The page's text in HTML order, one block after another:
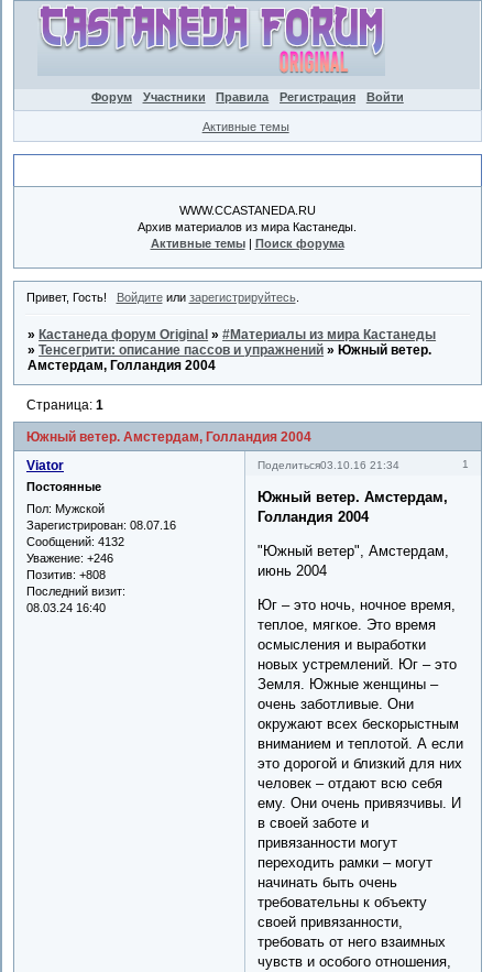
Форум Участники Правила Регистрация Войти
Активные темы
WWW.CCASTANEDA.RU
Архив материалов из мира Кастанеды.
Активные темы| Поиск форума
Привет, Гость! Войдитеили зарегистрируйтесь.
» Кастанеда форум Original »#Материалы из мира Кастанеды
»Тенсегрити: описание пассов и упражнений » Южный ветер.
Амстердам, Голландия 2004
Южный ветер. Амстердам, Голландия 2004
Страница:1
Поделиться 1
03.10.16 21:34
Viator
Постоянные
Пол: Мужской
Зарегистрирован: 08.07.16
Сообщений: 4132
Уважение: +246
Позитив: +808
Последний визит:
08.03.24 16:40
Южный ветер. Амстердам,
Голландия 2004
"Южный ветер", Амстердам,
июнь 2004
Юг – это ночь, ночное время,
теплое, мягкое. Это время
осмысления и выработки
новых устремлений. Юг – это
Земля. Южные женщины –
очень заботливые. Они
окружают всех бескорыстным
вниманием и теплотой. А если
это дорогой и близкий для них
человек – отдают всю себя
ему. Они очень привязчивы. И
в своей заботе и
привязанности могут
переходить рамки – могут
начинать быть очень
требовательны к объекту
своей привязанности,
требовать от него взаимных
чувств и особого отношения,